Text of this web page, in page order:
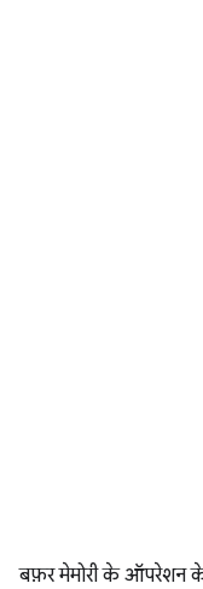
बफ़र मेमोरी के ऑपरेशन के